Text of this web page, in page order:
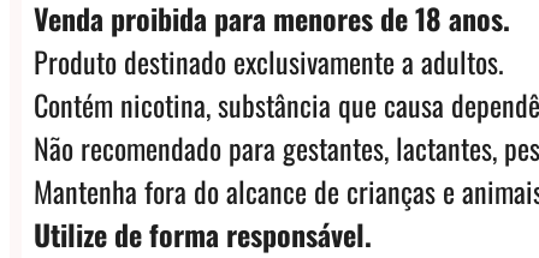
Venda proibida para menores de 18 anos.
Produto destinado exclusivamente a adultos.
Contém nicotina, substância que causa
Não recomendado para gestantes, lactantes,
Mantenha fora do alcance de crianças e
Utilize de forma responsável.